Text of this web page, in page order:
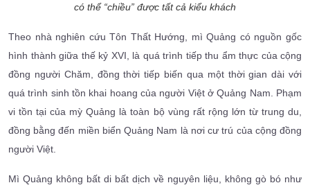
có thể “chiều” được tất cả kiểu khách
Theo nhà nghiên cứu Tôn Thất Hướng, mì Quảng có nguồn gốc
hình thành giữa thế kỷ XVI, là quá trình tiếp thu ẩm thực của cộng
đồng người Chăm, đồng thời tiếp biến qua một thời gian dài với
quá trình sinh tồn khai hoang của người Việt ở Quảng Nam. Phạm
vi tồn tại của mỳ Quảng là toàn bộ vùng rất rộng lớn từ trung du,
đồng bằng đến miền biển Quảng Nam là nơi cư trú của cộng đồng
người Việt.
Mì Quảng không bất di bất dịch về nguyên liệu, không gò bó như